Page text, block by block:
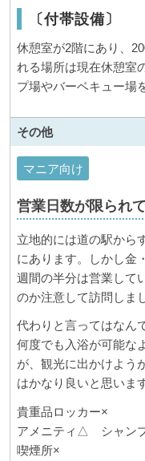
〔付帯設備〕
休憩室が2階にあり、
れる場所は現在休憩室
プ場やバーベキュー場
その他
マニア向け
営業日数が限られ
立地的には道の駅から
にあります。しかし金
週間の半分は営業して
のか注意して訪問しま
代わりと言ってはなん
何度でも入浴が可能な
が、観光に出かけよう
はかなり良いと思いま
貴重品ロッカー×
アメニティ△ シャン
喫煙所×